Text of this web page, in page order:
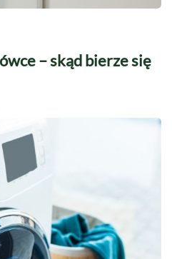
– skąd bierze się